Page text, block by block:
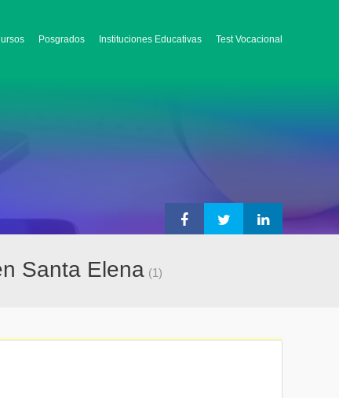
Posgrados Instituciones Educativas Test Vocacional
Santa Elena (1)